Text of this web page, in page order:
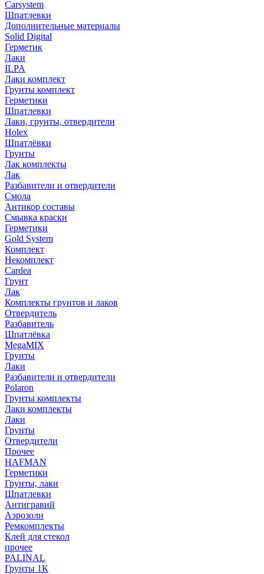
Carsystem
Шпатлевки
Дополнительные материалы
Solid Digital
Герметик
Лаки
ILPA
Лаки комплект
Грунты комплект
Герметики
Шпатлевки
Лаки, грунты, отвердители
Holex
Шпатлёвки
Грунты
Лак комплекты
Лак
Разбавители и отвердители
Смола
Антикор составы
Смывка краски
Герметики
Gold System
Комплект
Некомплект
Cardea
Грунт
Лак
Комплекты грунтов и лаков
Отвердитель
Разбавитель
Шпатлёвка
MegaMIX
Грунты
Лаки
Разбавители и отвердители
Polaron
Грунты комплекты
Лаки комплекты
Лаки
Грунты
Отвердители
Прочее
HAFMAN
Герметики
Грунты, лаки
Шпатлевки
Антигравий
Аэрозоли
Ремкомплекты
Клей для стекол
прочее
PALINAL
Грунты 1К